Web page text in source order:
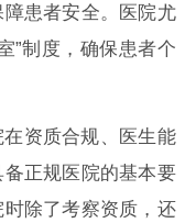
患者安全。医院尤
”制度，确保患者个
资质合规、医生能
正规医院的基本要
除了考察资质，还